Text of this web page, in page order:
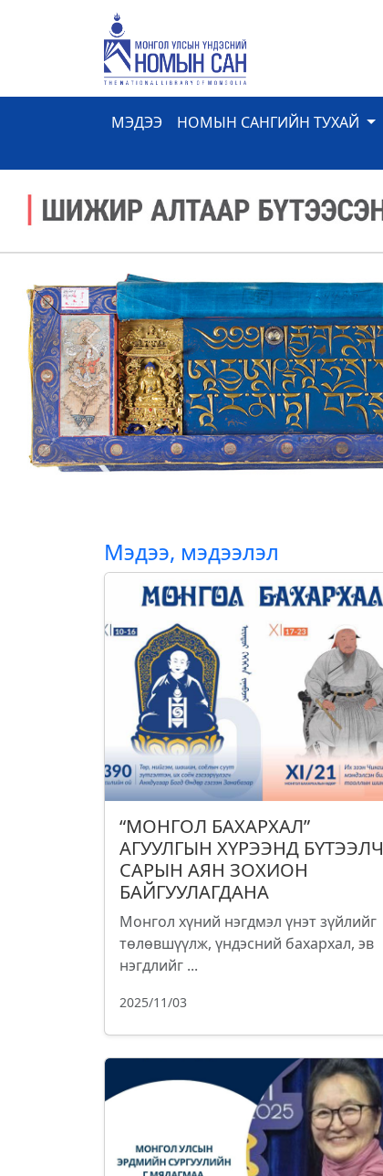
МЭДЭЭ НОМЫН САНГИЙН ТУХАЙ
Previous
Мэдээ, мэдээлэл
“МОНГОЛ БАХАРХАЛ”
АГУУЛГЫН ХҮРЭЭНД БҮТЭЭЛЧ
САРЫН АЯН ЗОХИОН
БАЙГУУЛАГДАНА
Монгол хүний нэгдмэл үнэт зүйлийг
төлөвшүүлж, үндэсний бахархал, эв
нэгдлийг ...
2025/11/03